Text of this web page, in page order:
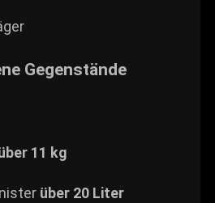
Gegenstände
11 kg
über 20 Liter